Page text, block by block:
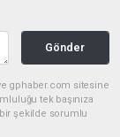
Gönder
gphaber.com sitesine
tek başınıza
şekilde sorumlu